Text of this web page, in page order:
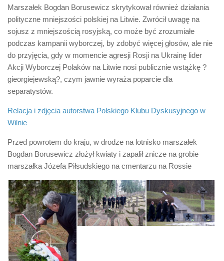
Marszałek Bogdan Borusewicz skrytykował również działania
polityczne mniejszości polskiej na Litwie. Zwrócił uwagę na
sojusz z mniejszością rosyjską, co może być zrozumiałe
podczas kampanii wyborczej, by zdobyć więcej głosów, ale nie
do przyjęcia, gdy w momencie agresji Rosji na Ukrainę lider
Akcji Wyborczej Polaków na Litwie nosi publicznie wstążkę ?
gieorgiejewską?, czym jawnie wyraża poparcie dla
separatystów.
Relacja i zdjęcia autorstwa Polskiego Klubu Dyskusyjnego w
Wilnie
Przed powrotem do kraju, w drodze na lotnisko marszałek
Bogdan Borusewicz złożył kwiaty i zapalił znicze na grobie
marszałka Józefa Piłsudskiego na cmentarzu na Rossie